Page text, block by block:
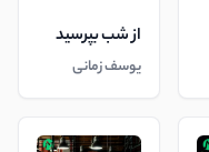
از شب بپرسید
یوسف زمانی